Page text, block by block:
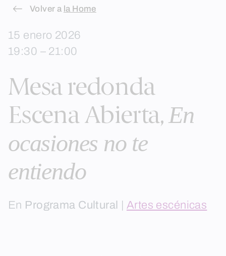
Skip
content
Volver a la Home
15 enero 2026
19:30 – 21:00
Mesa redonda
Escena Abierta,En
ocasiones no te
entiendo
En Programa Cultural Artes escénicas